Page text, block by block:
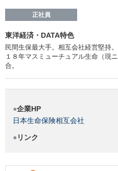
正社員
東洋経済・DATA特色
民間生保最大手。相互会社経営堅持
１８年マスミューチュアル生命（現
合。
企業HP
日本生命保険相互会社
リンク